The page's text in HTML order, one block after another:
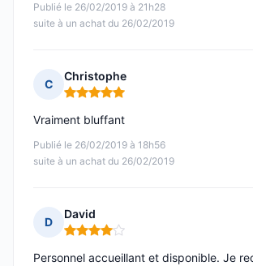
Publié le 26/02/2019 à 21h28
suite à un achat du 26/02/2019
C
Christophe
Note : 5 sur 5
Publié le 26/02/2019 à 18h56
suite à un achat du 26/02/2019
Vraiment bluffant
D
David
Note : 4 sur 5
Personnel accueillant et disponible. Je